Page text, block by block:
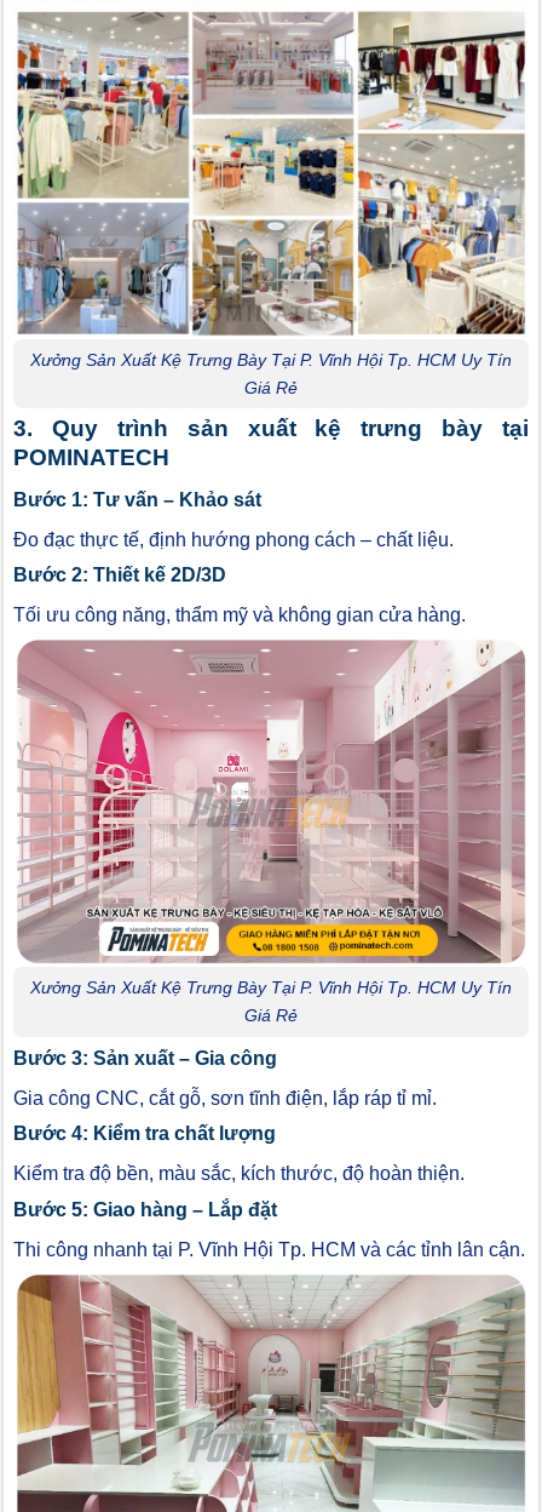
Xưởng Sản Xuất Kệ Trưng Bày Tại P. Vĩnh Hội Tp. HCM Uy Tín
Giá Rẻ
3. Quy trình sản xuất kệ trưng bày tại
POMINATECH
Bước 1: Tư vấn – Khảo sát
Đo đạc thực tế, định hướng phong cách – chất liệu.
Bước 2: Thiết kế 2D/3D
Tối ưu công năng, thẩm mỹ và không gian cửa hàng.
Xưởng Sản Xuất Kệ Trưng Bày Tại P. Vĩnh Hội Tp. HCM Uy Tín
Giá Rẻ
Bước 3: Sản xuất – Gia công
Gia công CNC, cắt gỗ, sơn tĩnh điện, lắp ráp tỉ mỉ.
Bước 4: Kiểm tra chất lượng
Kiểm tra độ bền, màu sắc, kích thước, độ hoàn thiện.
Bước 5: Giao hàng – Lắp đặt
Thi công nhanh tại P. Vĩnh Hội Tp. HCM và các tỉnh lân cận.